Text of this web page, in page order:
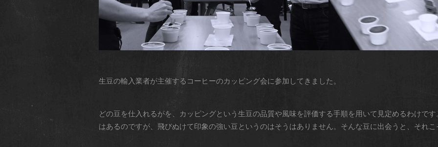
生豆の輸入業者が主催するコーヒーのカッピング会に参加してきました。
どの豆を仕入れるがを、カッピングという生豆の品質や風味を評価する手順を用いて見定めるわけで
はあるのですが、飛びぬけて印象の強い豆というのはそうはありません。そんな豆に出会うと、それ